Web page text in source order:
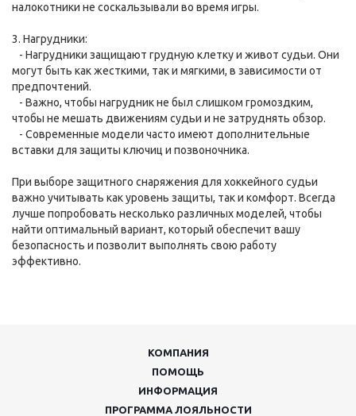
налокотники не соскальзывали во время игры.
3. Нагрудники:
- Нагрудники защищают грудную клетку и живот судьи. Они
могут быть как жесткими, так и мягкими, в зависимости от
предпочтений.
- Важно, чтобы нагрудник не был слишком громоздким,
чтобы не мешать движениям судьи и не затруднять обзор.
- Современные модели часто имеют дополнительные
вставки для защиты ключиц и позвоночника.
При выборе защитного снаряжения для хоккейного судьи
важно учитывать как уровень защиты, так и комфорт. Всегда
лучше попробовать несколько различных моделей, чтобы
найти оптимальный вариант, который обеспечит вашу
безопасность и позволит выполнять свою работу
эффективно.
КОМПАНИЯ
ПОМОЩЬ
ИНФОРМАЦИЯ
ПРОГРАММА ЛОЯЛЬНОСТИ